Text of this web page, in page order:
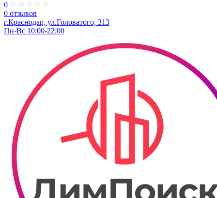
0
0 отзывов
г.Краснодар, ул.Головатого, 313
Пн-Вс 10:00-22:00